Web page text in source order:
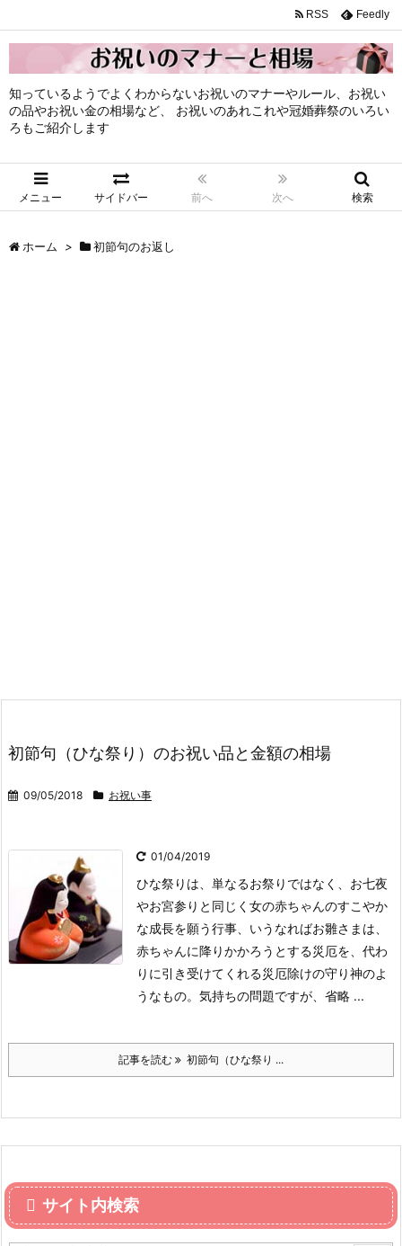
知っているようでよくわからないお祝いのマナーやルール、お祝い
の品やお祝い金の相場など、 お祝いのあれこれや冠婚葬祭のいろい
ろもご紹介します
メニュー サイドバー 前へ 次へ 検索
RSS Feedly
ホーム > 初節句のお返し
初節句（ひな祭り）のお祝い品と金額の相場
09/05/2018 お祝い事
01/04/2019
ひな祭りは、単なるお祭りではなく、お七夜
やお宮参りと同じく女の赤ちゃんのすこやか
な成長を願う行事、いうなればお雛さまは、
赤ちゃんに降りかかろうとする災厄を、代わ
りに引き受けてくれる災厄除けの守り神のよ
うなもの。気持ちの問題ですが、省略 ...
記事を読む 初節句（ひな祭り ...
サイト内検索